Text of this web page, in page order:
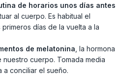
de horarios unos días antes
al cuerpo. Es habitual el
días de la vuelta a la
de melatonina , la hormona
cuerpo. Tomada media
a conciliar el sueño.